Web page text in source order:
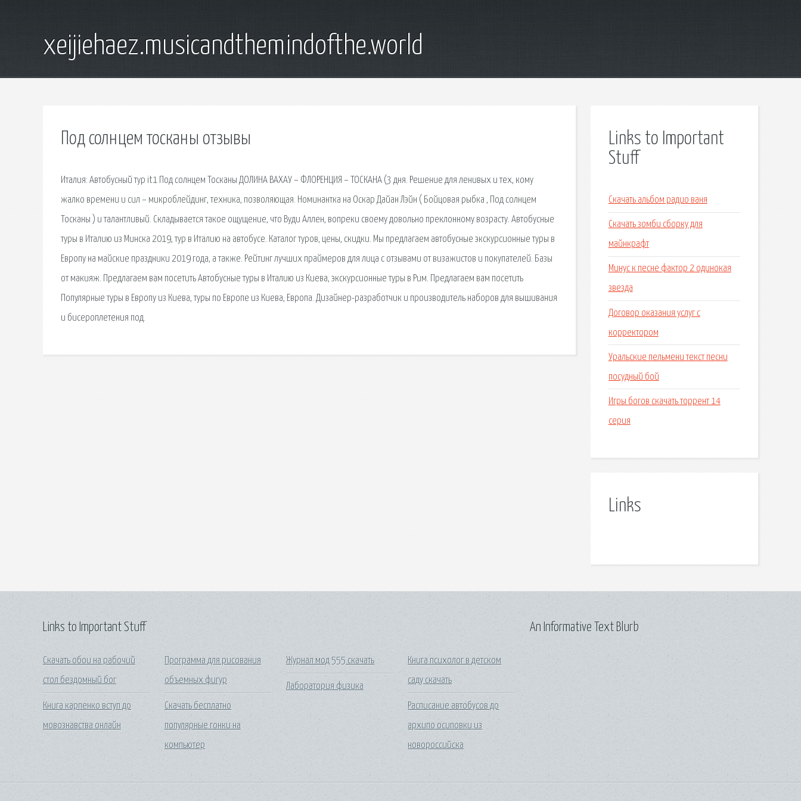
xeijiehaez.musicandthemindofthe.world
Под солнцем тосканы отзывы
Италия: Автобусный тур it1 Под солнцем Тосканы ДОЛИНА ВАХАУ – ФЛОРЕНЦИЯ – ТОСКАНА (3 дня. Решение для ленивых и тех, кому
жалко времени и сил – микроблейдинг, техника, позволяющая. Номинантка на Оскар Дайан Лэйн ( Бойцовая рыбка , Под солнцем
Тосканы ) и талантливый. Складывается такое ощущение, что Вуди Аллен, вопреки своему довольно преклонному возрасту. Автобусные
туры в Италию из Минска 2019, тур в Италию на автобусе. Каталог туров, цены, скидки. Мы предлагаем автобусные экскурсионные туры в
Европу на майские праздники 2019 года, а также. Рейтинг лучших праймеров для лица с отзывами от визажистов и покупателей. Базы
от макияж. Предлагаем вам посетить Автобусные туры в Италию из Киева, экскурсионные туры в Рим. Предлагаем вам посетить
Популярные туры в Европу из Киева, туры по Европе из Киева, Европа. Дизайнер-разработчик и производитель наборов для вышивания
и бисероплетения под.
Links to Important
Stuff
Скачать альбом радио ваня
Скачать зомби сборку для
майнкрафт
Минус к песне фактор 2 одинокая
звезда
Договор оказания услуг с
корректором
Уральские пельмени текст песни
посудный бой
Игры богов скачать торрент 14
серия
Links
Links to Important Stuff
Скачать обои на рабочий
стол бездомный бог
Книга карпенко вступ до
мовознавства онлайн
Программа для рисования
объемных фигур
Скачать бесплатно
популярные гонки на
компьютер
Журнал мод 555 скачать
Лаборатория физика
Книга психолог в детском
саду скачать
Расписание автобусов до
архипо осиповки из
новороссийска
An Informative Text Blurb